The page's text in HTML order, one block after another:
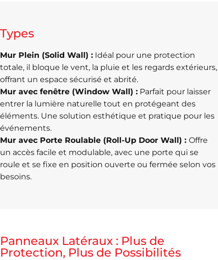
Types
Mur Plein (Solid Wall) : Idéal pour une protection
totale, il bloque le vent, la pluie et les regards extérieurs,
offrant un espace sécurisé et abrité.
Mur avec fenêtre (Window Wall) : Parfait pour laisser
entrer la lumière naturelle tout en protégeant des
éléments. Une solution esthétique et pratique pour les
événements.
Mur avec Porte Roulable (Roll-Up Door Wall) : Offre
un accès facile et modulable, avec une porte qui se
roule et se fixe en position ouverte ou fermée selon vos
besoins.
Panneaux Latéraux : Plus de
Protection, Plus de Possibilités